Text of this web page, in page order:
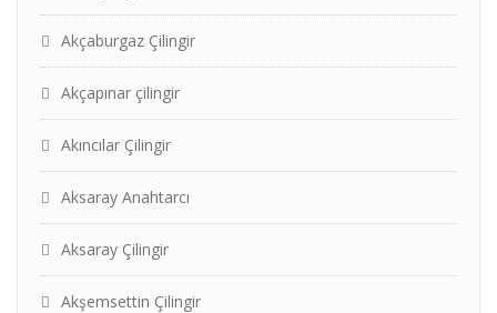
Akçaburgaz Çilingir
Akçapınar çilingir
Akıncılar Çilingir
Aksaray Anahtarcı
Aksaray Çilingir
Akşemsettin Çilingir